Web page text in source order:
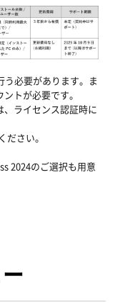
必要があります。ま
トが必要です。
ライセンス認証時に
さい。
2024のご選択も用意